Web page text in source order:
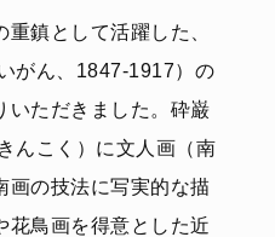
鎮として活躍した、
がん、1847-1917）の
いただきました。砕巌
んこく）に文人画（南
画の技法に写実的な描
花鳥画を得意とした近